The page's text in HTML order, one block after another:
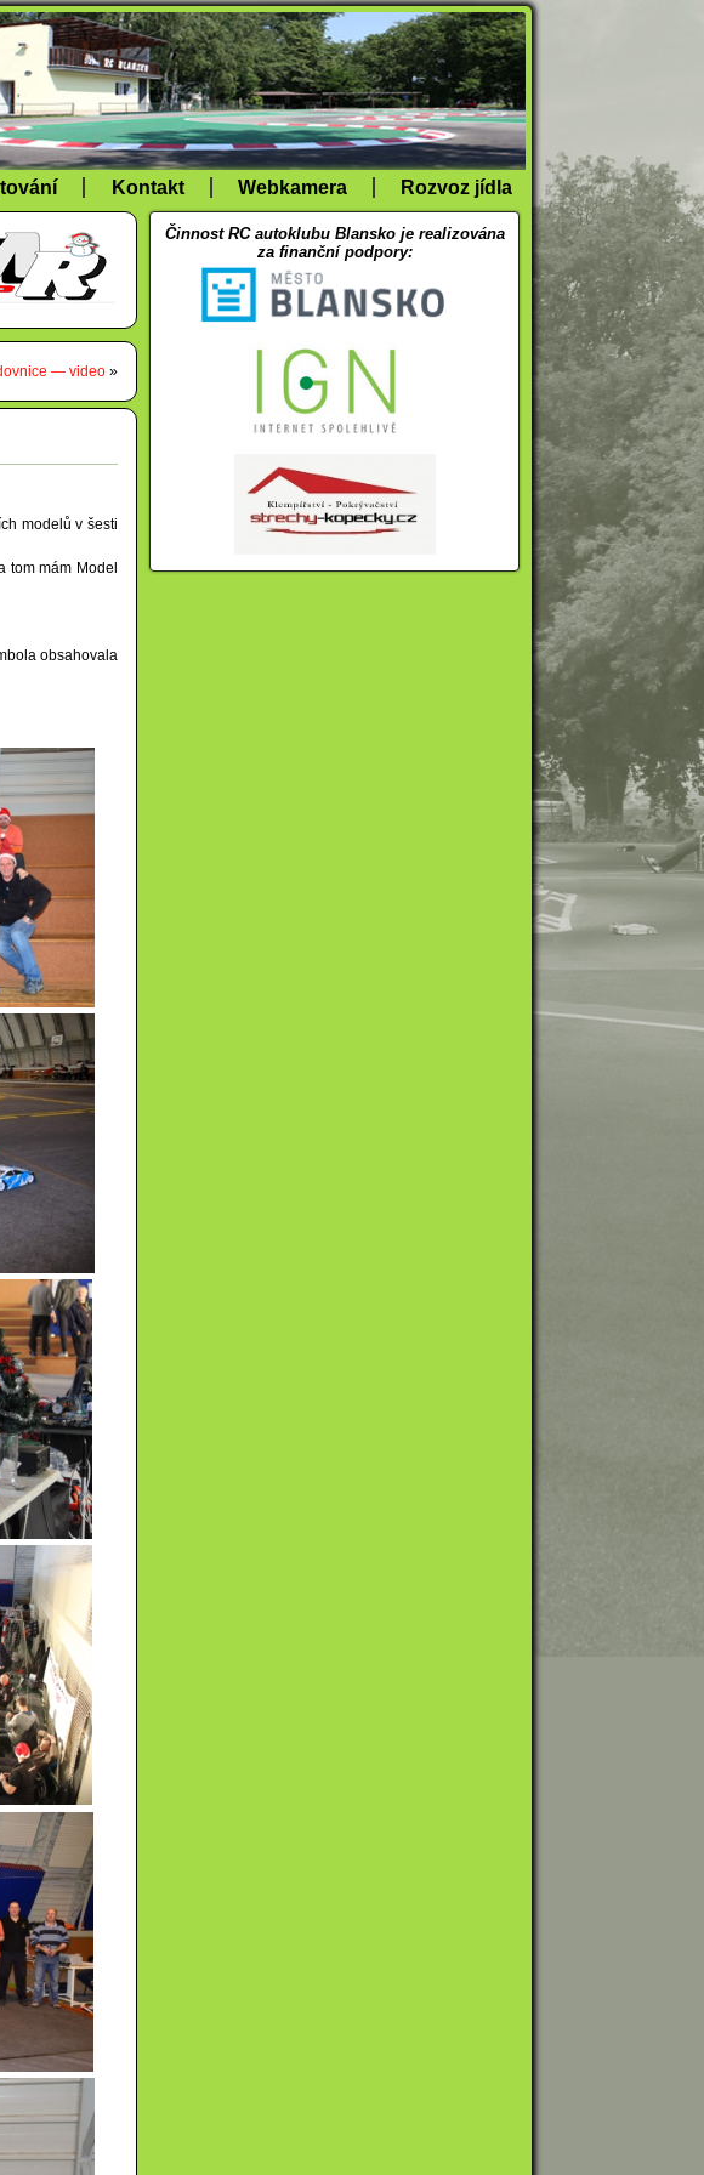
Kontakt Webkamera Rozvoz jídla
— video »
modelů v šesti
tom mám Model
obsahovala
Činnost RC autoklubu Blansko je realizována
za finanční podpory: